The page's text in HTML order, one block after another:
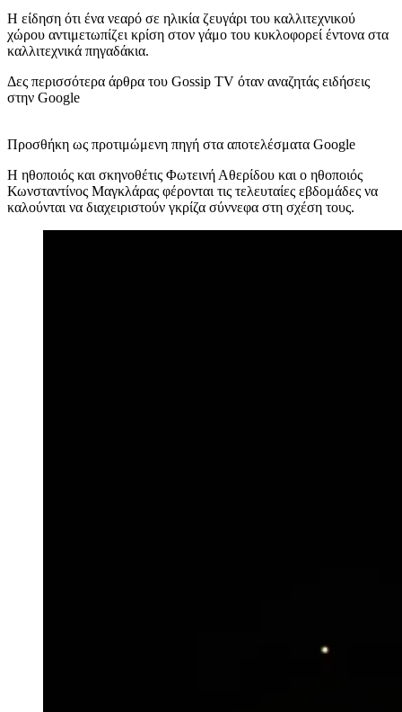
H είδηση ότι ένα νεαρό σε ηλικία ζευγάρι του καλλιτεχνικού
χώρου αντιμετωπίζει κρίση στον γάμο του κυκλοφορεί έντονα στα
καλλιτεχνικά πηγαδάκια.
Δες περισσότερα άρθρα του Gossip TV όταν αναζητάς ειδήσεις
στην Google
Προσθήκη ως προτιμώμενη πηγή στα αποτελέσματα Google
Η ηθοποιός και σκηνοθέτις Φωτεινή Αθερίδου και ο ηθοποιός
Κωνσταντίνος Μαγκλάρας φέρονται τις τελευταίες εβδομάδες να
καλούνται να διαχειριστούν γκρίζα σύννεφα στη σχέση τους.